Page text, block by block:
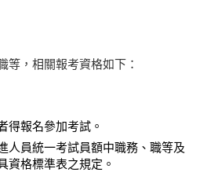
等，相關報考資格如下：
得報名參加考試。
人員統一考試員額中職務、職等及
資格標準表之規定。